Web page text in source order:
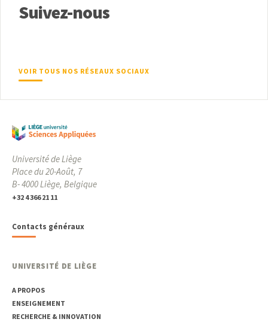
Suivez-nous
VOIR TOUS NOS RÉSEAUX SOCIAUX
Université de Liège
Place du 20-Août, 7
B- 4000 Liège, Belgique
+32 4 366 21 11
Contacts généraux
UNIVERSITÉ DE LIÈGE
A PROPOS
ENSEIGNEMENT
RECHERCHE & INNOVATION